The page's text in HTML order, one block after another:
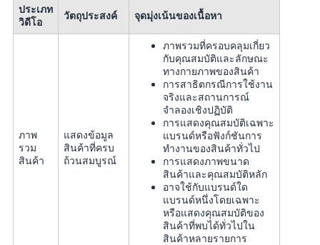
ประเภท
วิดีโอ
วัตถุประสงค์ จุดมุ่งเน้นของเนื้อหา
ภาพ
รวม
สินค้า
แสดงข้อมูล
สินค้าที่ครบ
ถ้วนสมบูรณ์
ภาพรวมที่ครอบคลุมเกี่ยว
กับคุณสมบัติและลักษณะ
ทางกายภาพของสินค้า
การสาธิตกรณีการใช้งาน
จริงและสถานการณ์
จำลองเชิงปฏิบัติ
การแสดงคุณสมบัติเฉพาะ
แบรนด์หรือฟังก์ชันการ
ทำงานของสินค้าทั่วไป
การแสดงภาพขนาด
สินค้าและคุณสมบัติหลัก
อาจใช้กับแบรนด์ใด
แบรนด์หนึ่งโดยเฉพาะ
หรือแสดงคุณสมบัติของ
สินค้าที่พบได้ทั่วไปใน
สินค้าหลายรายการ